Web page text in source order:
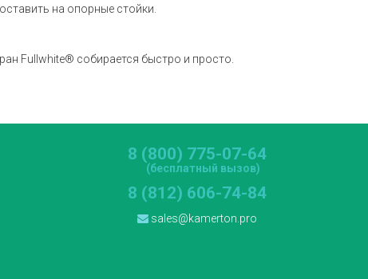
на опорные стойки.
Fullwhite® собирается быстро и просто.
8 (800) 775-07-64
(бесплатный вызов)
8 (812) 606-74-84
sales@kamerton.pro